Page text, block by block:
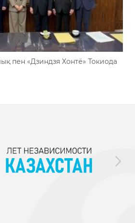
пен «Дзиндзя Хонтё» Токиода